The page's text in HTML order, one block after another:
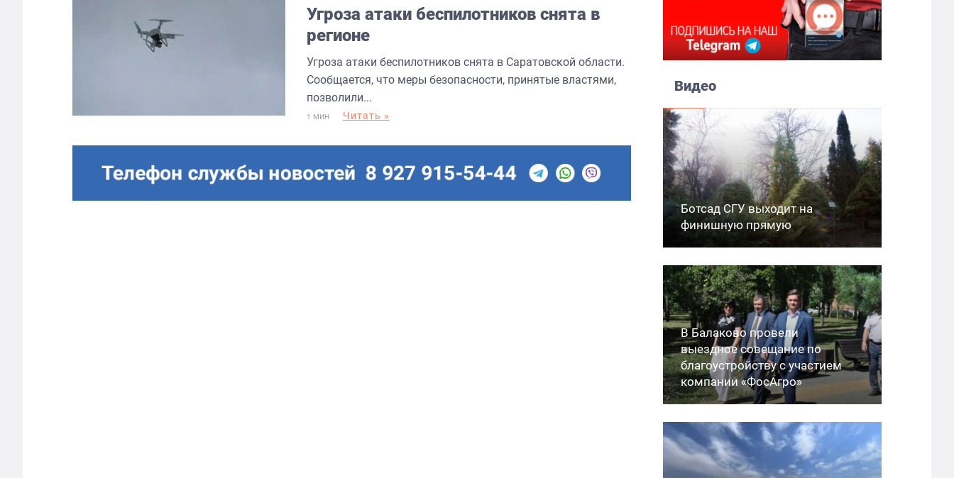
Угроза атаки беспилотников снята в
регионе
Угроза атаки беспилотников снята в Саратовской области.
Сообщается, что меры безопасности, принятые властями,
позволили...
1 МИН Читать »
Видео
Ботсад СГУ выходит на
финишную прямую
В Балаково провели
выездное совещание по
благоустройству с участием
компании «ФосАгро»